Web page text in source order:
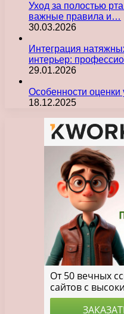
Уход за полостью
важные правила и…
30.03.2026
Интеграция
интерьер:
29.01.2026
Особенности
18.12.2025